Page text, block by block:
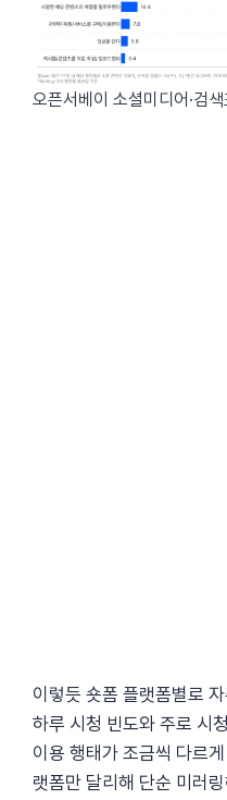
오픈서베이 소셜미디어·검
이렇듯 숏폼 플랫폼별로
하루 시청 빈도와 주로 시
이용 행태가 조금씩 다르
랫폼만 달리해 단순 미러